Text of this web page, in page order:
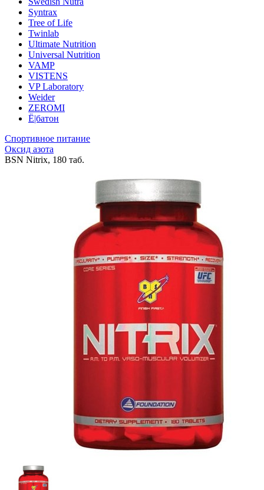
Syntrax
Tree of Life
Twinlab
Ultimate Nutrition
Universal Nutrition
VAMP
VISTENS
VP Laboratory
Weider
ZEROMI
Ё|батон
Спортивное питание
Оксид азота
BSN Nitrix, 180 таб.